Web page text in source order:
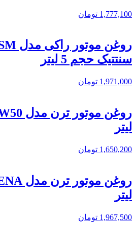
1,777,100 تومان
سنتتیک حجم 5 لیتر
1,971,000 تومان
لیتر
1,650,200 تومان
لیتر
1,967,500 تومان